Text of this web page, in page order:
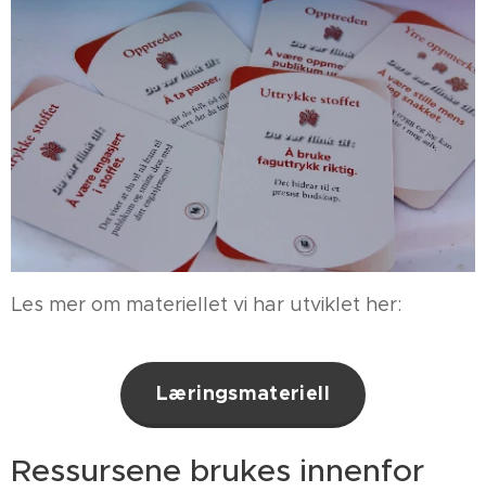
Les mer om materiellet vi har utviklet her:
Læringsmateriell
Ressursene brukes innenfor